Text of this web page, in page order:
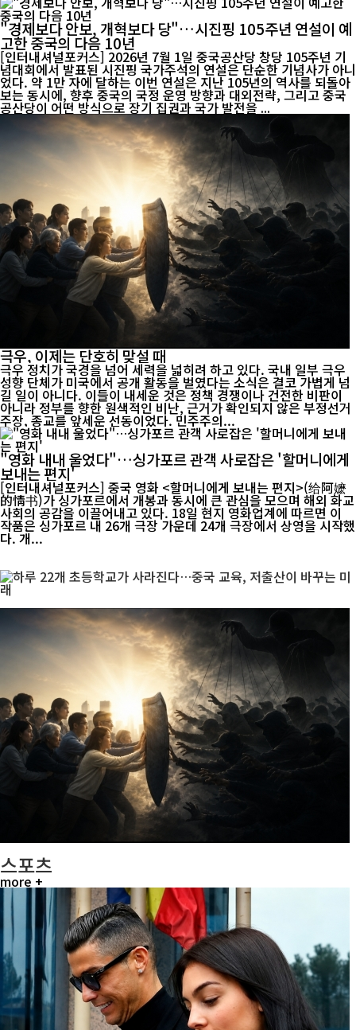
"경제보다 안보, 개혁보다 당"…시진핑 105주년 연설이 예
고한 중국의 다음 10년
[인터내셔널포커스] 2026년 7월 1일 중국공산당 창당 105주년 기
념대회에서 발표된 시진핑 국가주석의 연설은 단순한 기념사가 아니
었다. 약 1만 자에 달하는 이번 연설은 지난 105년의 역사를 되돌아
보는 동시에, 향후 중국의 국정 운영 방향과 대외전략, 그리고 중국
공산당이 어떤 방식으로 장기 집권과 국가 발전을 ...
극우, 이제는 단호히 맞설 때
극우 정치가 국경을 넘어 세력을 넓히려 하고 있다. 국내 일부 극우
성향 단체가 미국에서 공개 활동을 벌였다는 소식은 결코 가볍게 넘
길 일이 아니다. 이들이 내세운 것은 정책 경쟁이나 건전한 비판이
아니라 정부를 향한 원색적인 비난, 근거가 확인되지 않은 부정선거
주장, 종교를 앞세운 선동이었다. 민주주의...
"영화 내내 울었다"…싱가포르 관객 사로잡은 '할머니에게
보내는 편지'
[인터내셔널포커스] 중국 영화 <할머니에게 보내는 편지>(给阿嬷
的情书)가 싱가포르에서 개봉과 동시에 큰 관심을 모으며 해외 화교
사회의 공감을 이끌어내고 있다. 18일 현지 영화업계에 따르면 이
작품은 싱가포르 내 26개 극장 가운데 24개 극장에서 상영을 시작했
다. 개...
스포츠
more +